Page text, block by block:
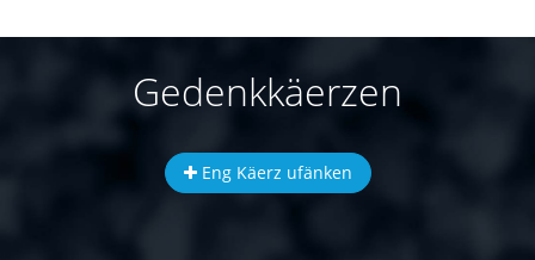
Gedenkkäerzen
Eng Käerz ufänken